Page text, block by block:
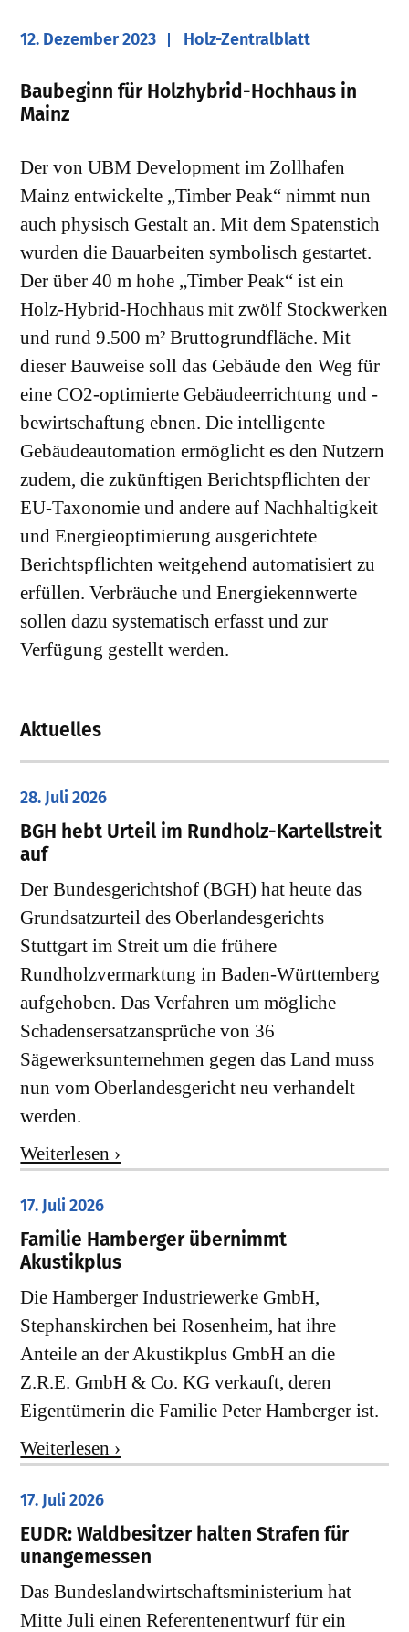
12. Dezember 2023 Holz-Zentralblatt
Baubeginn für Holzhybrid-Hochhaus in
Mainz
Der von UBM Development im Zollhafen
Mainz entwickelte „Timber Peak“ nimmt nun
auch physisch Gestalt an. Mit dem Spatenstich
wurden die Bauarbeiten symbolisch gestartet.
Der über 40 m hohe „Timber Peak“ ist ein
Holz-Hybrid-Hochhaus mit zwölf Stockwerken
und rund 9.500 m² Bruttogrundfläche. Mit
dieser Bauweise soll das Gebäude den Weg für
eine CO2-optimierte Gebäudeerrichtung und -
bewirtschaftung ebnen. Die intelligente
Gebäudeautomation ermöglicht es den Nutzern
zudem, die zukünftigen Berichtspflichten der
EU-Taxonomie und andere auf Nachhaltigkeit
und Energieoptimierung ausgerichtete
Berichtspflichten weitgehend automatisiert zu
erfüllen. Verbräuche und Energiekennwerte
sollen dazu systematisch erfasst und zur
Verfügung gestellt werden.
Aktuelles
28. Juli 2026
​BGH hebt Urteil im Rundholz-Kartellstreit
auf
Der Bundesgerichtshof (BGH) hat heute das
Grundsatzurteil des Oberlandesgerichts
Stuttgart im Streit um die frühere
Rundholzvermarktung in Baden-Württemberg
aufgehoben. Das Verfahren um mögliche
Schadensersatzansprüche von 36
Sägewerksunternehmen gegen das Land muss
nun vom Oberlandesgericht neu verhandelt
werden.
Weiterlesen ›
17. Juli 2026
Familie Hamberger übernimmt
Akustikplus
Die Hamberger Industriewerke GmbH,
Stephanskirchen bei Rosenheim, hat ihre
Anteile an der Akustikplus GmbH an die
Z.R.E. GmbH & Co. KG verkauft, deren
Eigentümerin die Familie Peter Hamberger ist.
Weiterlesen ›
17. Juli 2026
EUDR: Waldbesitzer halten Strafen für
unangemessen
Das Bundeslandwirtschaftsministerium hat
Mitte Juli einen Referentenentwurf für ein